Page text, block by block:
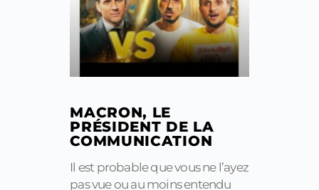
MACRON, LE
PRÉSIDENT DE LA
COMMUNICATION
Il est probable que vous ne l’ayez
pas vue ou au moins entendu